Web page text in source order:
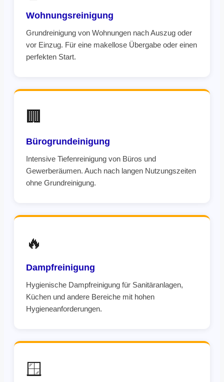
Wohnungsreinigung
Grundreinigung von Wohnungen nach Auszug oder
vor Einzug. Für eine makellose Übergabe oder einen
perfekten Start.
🏢
Bürogrundeinigung
Intensive Tiefenreinigung von Büros und
Gewerberäumen. Auch nach langen Nutzungszeiten
ohne Grundreinigung.
🔥
Dampfreinigung
Hygienische Dampfreinigung für Sanitäranlagen,
Küchen und andere Bereiche mit hohen
Hygieneanforderungen.
🪟